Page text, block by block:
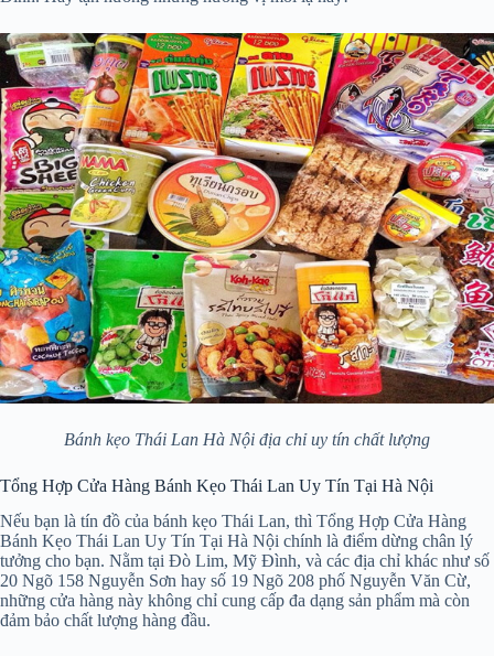
Bánh kẹo Thái Lan Hà Nội địa chỉ uy tín chất lượng
Tổng Hợp Cửa Hàng Bánh Kẹo Thái Lan Uy Tín Tại Hà Nội
Nếu bạn là tín đồ của bánh kẹo Thái Lan, thì Tổng Hợp Cửa Hàng
Bánh Kẹo Thái Lan Uy Tín Tại Hà Nội chính là điểm dừng chân lý
tưởng cho bạn. Nằm tại Đò Lim, Mỹ Đình, và các địa chỉ khác như số
20 Ngõ 158 Nguyễn Sơn hay số 19 Ngõ 208 phố Nguyễn Văn Cừ,
những cửa hàng này không chỉ cung cấp đa dạng sản phẩm mà còn
đảm bảo chất lượng hàng đầu.